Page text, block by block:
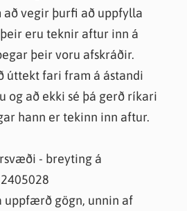
vegir þurfi að uppfylla
eru teknir aftur inn á
þeir voru afskráðir.
úttekt fari fram á ástandi
og að ekki sé þá gerð ríkari
hann er tekinn inn aftur.
- breyting á
uppfærð gögn, unnin af